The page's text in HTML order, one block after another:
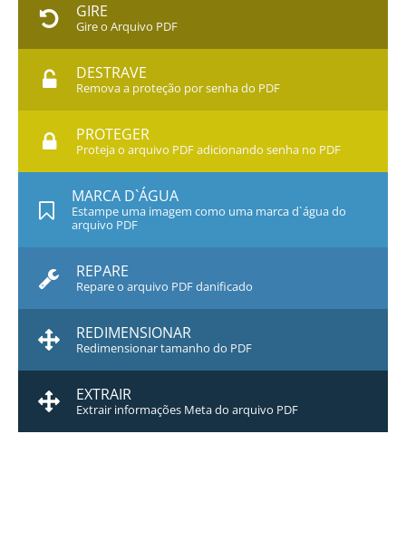
GIRE
Gire o Arquivo PDF
DESTRAVE
Remova a proteção por senha do PDF
PROTEGER
Proteja o arquivo PDF adicionando senha no PDF
MARCA D`ÁGUA
Estampe uma imagem como uma marca d`água do
arquivo PDF
REPARE
Repare o arquivo PDF danificado
REDIMENSIONAR
Redimensionar tamanho do PDF
EXTRAIR
Extrair informações Meta do arquivo PDF